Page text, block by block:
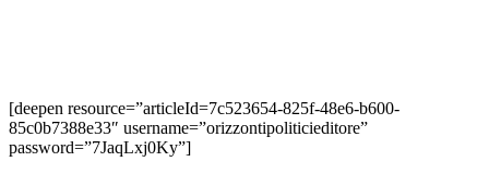
[deepen resource=”articleId=7c523654-825f-48e6-b600-
85c0b7388e33″ username=”orizzontipoliticieditore”
password=”7JaqLxj0Ky”]